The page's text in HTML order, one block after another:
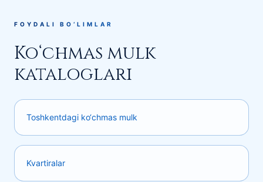
FOYDALI BO‘LIMLAR
Ko‘chmas mulk
kataloglari
Toshkentdagi ko‘chmas mulk
Kvartiralar